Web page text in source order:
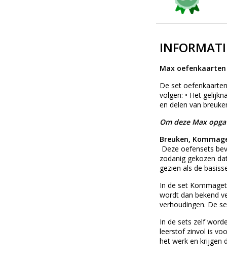
Max
De set
volgen: • Het
en delen van
Om deze Max
Breuken,
Deze oefensets
zodanig gekozen
gezien als de
In de set
wordt dan bekend
verhoudingen. De
In de sets zelf
leerstof zinvol is
het werk en krijgen